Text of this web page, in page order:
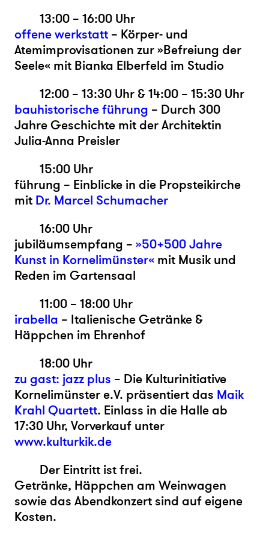
13:00 – 16:00 Uhr
offene werkstatt – Körper- und
Atemimprovisationen zur »Befreiung der
Seele« mit Bianka Elberfeld im Studio
12:00 – 13:30 Uhr & 14:00 – 15:30 Uhr
bauhistorische führung – Durch 300
Jahre Geschichte mit der Architektin
Julia-Anna Preisler
15:00 Uhr
führung – Einblicke in die Propsteikirche
mit Dr. Marcel Schumacher
16:00 Uhr
jubiläumsempfang – »50+500 Jahre
Kunst in Kornelimünster« mit Musik und
Reden im Gartensaal
11:00 – 18:00 Uhr
irabella – Italienische Getränke &
Häppchen im Ehrenhof
18:00 Uhr
zu gast: jazz plus – Die Kulturinitiative
Kornelimünster e.V. präsentiert das Maik
Krahl Quartett. Einlass in die Halle ab
17:30 Uhr, Vorverkauf unter
www.kulturkik.de
Der Eintritt ist frei.
Getränke, Häppchen am Weinwagen
sowie das Abendkonzert sind auf eigene
Kosten.